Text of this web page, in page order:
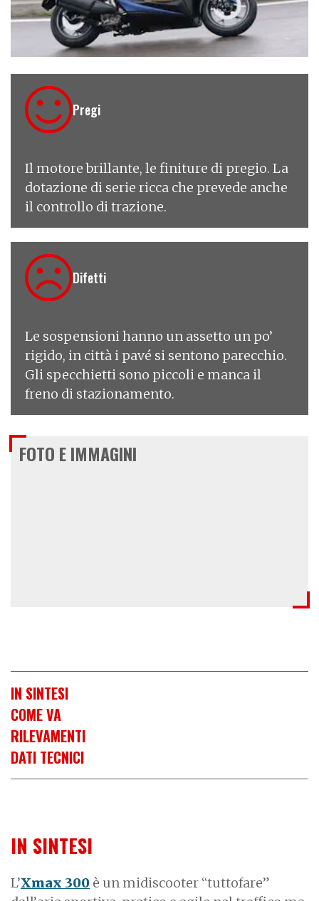
€ 5.790
Pregi
Il motore brillante, le finiture di pregio. La
dotazione di serie ricca che prevede anche
il controllo di trazione.
Difetti
Le sospensioni hanno un assetto un po’
rigido, in città i pavé si sentono parecchio.
Gli specchietti sono piccoli e manca il
freno di stazionamento.
FOTO E IMMAGINI
IN SINTESI
COME VA
RILEVAMENTI
DATI TECNICI
IN SINTESI
L’Xmax 300 è un midiscooter “tuttofare”